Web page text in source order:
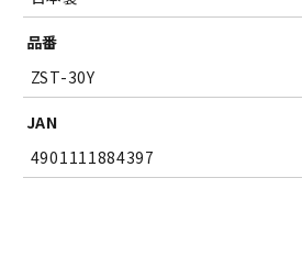
品番
ZST-30Y
JAN
4901111884397